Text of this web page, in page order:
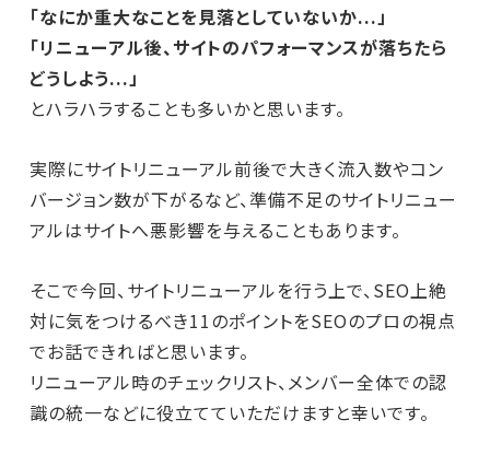
「なにか重大なことを見落としていないか...」
「リニューアル後、サイトのパフォーマンスが落ちたら
どうしよう...」
とハラハラすることも多いかと思います。
実際にサイトリニューアル前後で大きく流入数やコン
バージョン数が下がるなど、準備不足のサイトリニュー
アルはサイトへ悪影響を与えることもあります。
そこで今回、サイトリニューアルを行う上で、SEO上絶
対に気をつけるべき11のポイントをSEOのプロの視点
でお話できればと思います。
リニューアル時のチェックリスト、メンバー全体での認
識の統一などに役立てていただけますと幸いです。